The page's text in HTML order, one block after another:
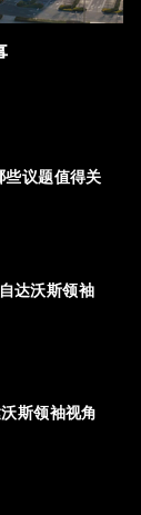
议题值得关
达沃斯领袖
斯领袖视角